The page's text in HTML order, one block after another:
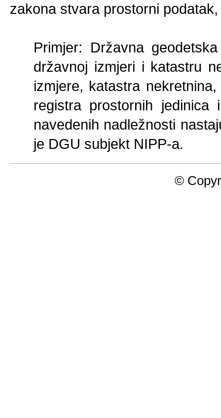
zakona stvara prostorni
Primjer: Državna
državnoj izmjeri i katastru
izmjere, katastra
registra prostornih
navedenih nadležnosti
je DGU subjekt NIPP-a.
©